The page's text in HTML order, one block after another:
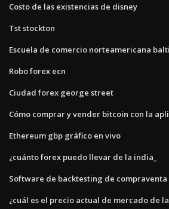
Costo de las existencias de disney
Tst stockton
Escuela de comercio norteamericana
Robo forex ecn
Ciudad forex george street
Cómo comprar y vender bitcoin con la
Ethereum gbp gráfico en vivo
¿cuánto forex puedo llevar de la india_
Software de backtesting de compraventa
¿cuál es el precio actual de mercado de la